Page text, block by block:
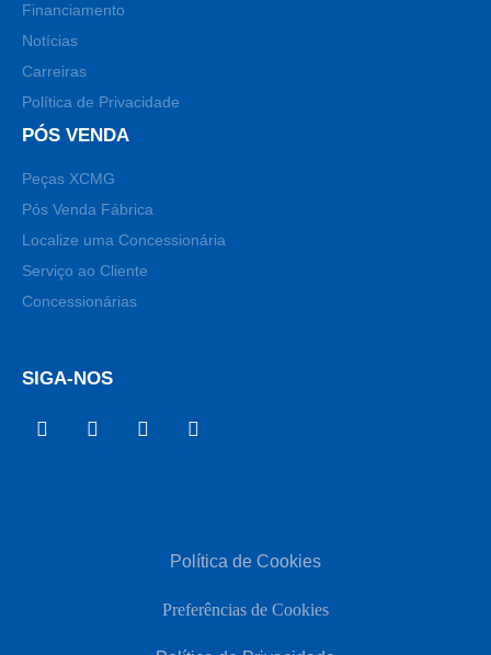
Financiamento
Notícias
Carreiras
Política de Privacidade
PÓS VENDA
Peças XCMG
Pós Venda Fábrica
Localize uma Concessionária
Serviço ao Cliente
Concessionárias
SIGA-NOS
Política de Cookies
Preferências de Cookies